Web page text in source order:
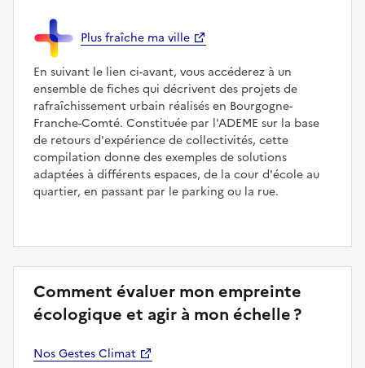
Plus fraîche ma ville
En suivant le lien ci-avant, vous accéderez à un
ensemble de fiches qui décrivent des projets de
rafraîchissement urbain réalisés en Bourgogne-
Franche-Comté. Constituée par l'ADEME sur la base
de retours d'expérience de collectivités, cette
compilation donne des exemples de solutions
adaptées à différents espaces, de la cour d'école au
quartier, en passant par le parking ou la rue.
Comment évaluer mon empreinte
écologique et agir à mon échelle ?
Nos Gestes Climat